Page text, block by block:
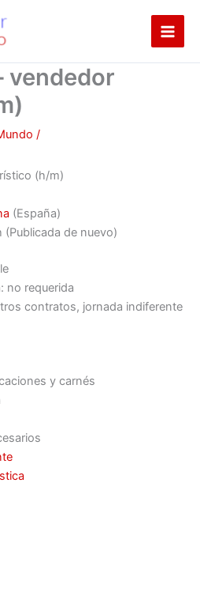
vendedor
/
(h/m)
(España)
(Publicada de nuevo)
no requerida
contratos, jornada indiferente
y carnés